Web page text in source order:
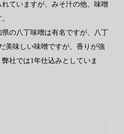
ていますが、みそ汁の他、味噌
の八丁味噌は有名ですが、八丁
美味しい味噌ですが、香りが強
社では1年仕込みとしていま